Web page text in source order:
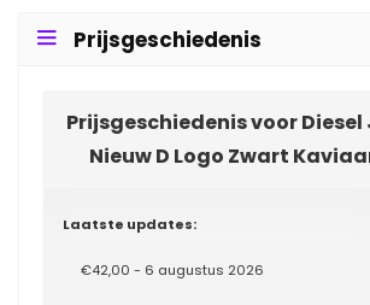
Prijsgeschiedenis
Prijsgeschiedenis voor
Nieuw D Logo Zwart
Laatste updates:
€42,00 - 6 augustus 2026